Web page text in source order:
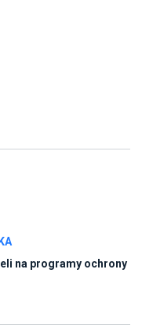
na programy ochrony